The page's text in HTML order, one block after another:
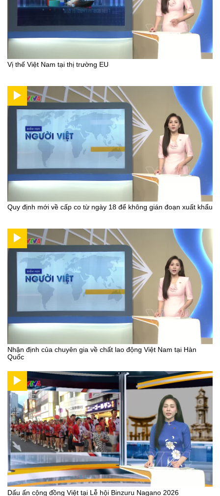
Vị thế Việt Nam tại thị trường EU
Quy định mới về cấp co từ ngày 18 để không gián đoạn xuất khẩu
Nhận định của chuyên gia về chất lao động Việt Nam tại Hàn
Quốc
Dấu ấn cộng đồng Việt tại Lễ hội Binzuru Nagano 2026